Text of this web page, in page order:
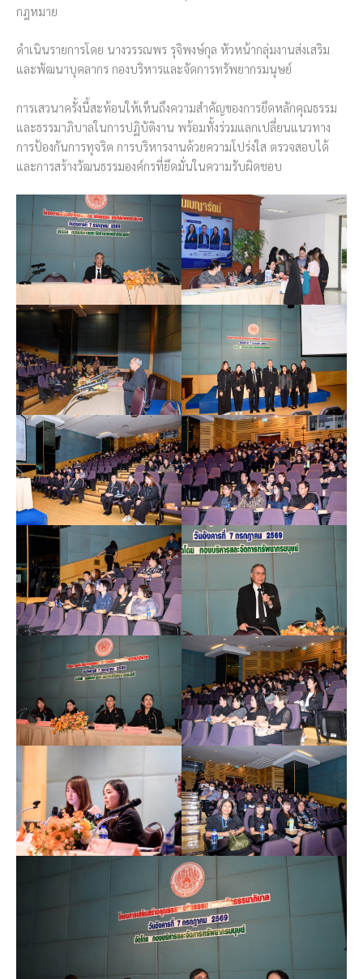
กฎหมาย
ดำเนินรายการโดย นางวรรณพร รุจิพงษ์กุล หัวหน้ากลุ่มงานส่งเสริม
และพัฒนาบุคลากร กองบริหารและจัดการทรัพยากรมนุษย์
การเสวนาครั้งนี้สะท้อนให้เห็นถึงความสำคัญของการยึดหลักคุณธรรม
และธรรมาภิบาลในการปฏิบัติงาน พร้อมทั้งร่วมแลกเปลี่ยนแนวทาง
การป้องกันการทุจริต การบริหารงานด้วยความโปร่งใส ตรวจสอบได้
และการสร้างวัฒนธรรมองค์กรที่ยึดมั่นในความรับผิดชอบ